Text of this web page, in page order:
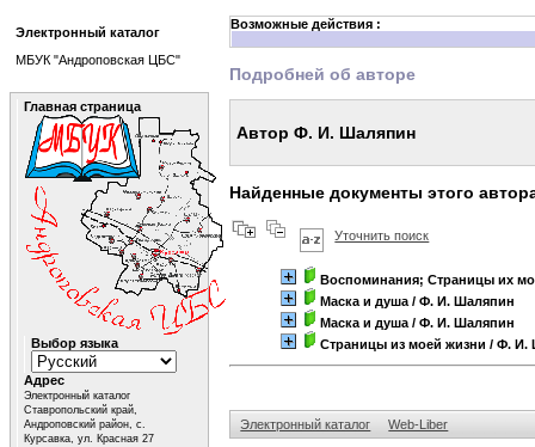
Возможные действия :
Подробней об авторе
Автор Ф. И. Шаляпин
Найденные документы этого
Уточнить поиск
Воспоминания; Страницы их
Маска и душа / Ф. И. Шаляпин
Маска и душа / Ф. И. Шаляпин
Страницы из моей жизни / Ф. И.
Электронный каталог Web-Liber
Электронный каталог
МБУК "Андроповская ЦБС"
Главная страница
Выбор языка
Адрес
Электронный каталог
Ставропольский край,
Андроповский район, с.
Курсавка, ул. Красная 27